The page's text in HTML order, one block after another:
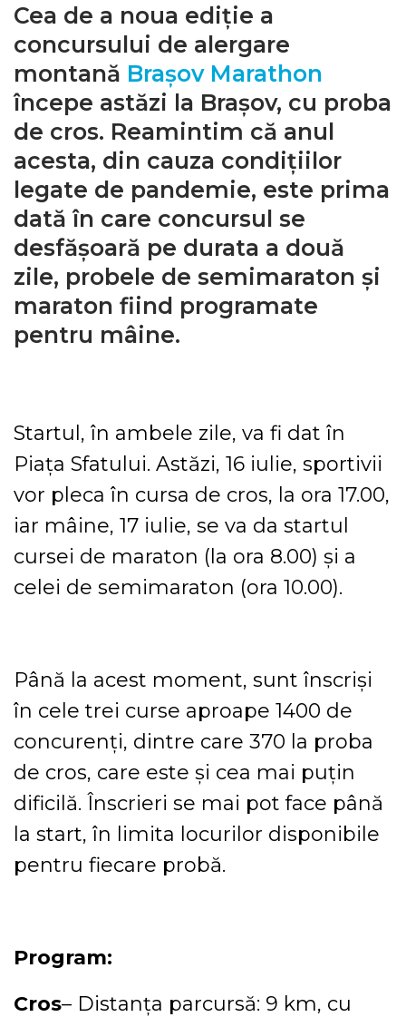
ReddIt Linkedin Telegram
E-mail Print
Cea de a noua ediție a
concursului de alergare
montană Brașov Marathon
începe astăzi la Brașov, cu proba
de cros. Reamintim că anul
acesta, din cauza condițiilor
legate de pandemie, este prima
dată în care concursul se
desfășoară pe durata a două
zile, probele de semimaraton și
maraton fiind programate
pentru mâine.
Startul, în ambele zile, va fi dat în
Piața Sfatului. Astăzi, 16 iulie, sportivii
vor pleca în cursa de cros, la ora 17.00,
iar mâine, 17 iulie, se va da startul
cursei de maraton (la ora 8.00) și a
celei de semimaraton (ora 10.00).
Până la acest moment, sunt înscriși
în cele trei curse aproape 1400 de
concurenți, dintre care 370 la proba
de cros, care este și cea mai puțin
dificilă. Înscrieri se mai pot face până
la start, în limita locurilor disponibile
pentru fiecare probă.
Program:
Cros– Distanța parcursă: 9 km, cu